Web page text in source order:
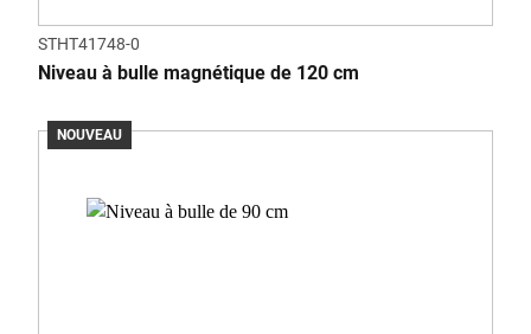
STHT41748-0
Niveau à bulle magnétique de 120 cm
NOUVEAU